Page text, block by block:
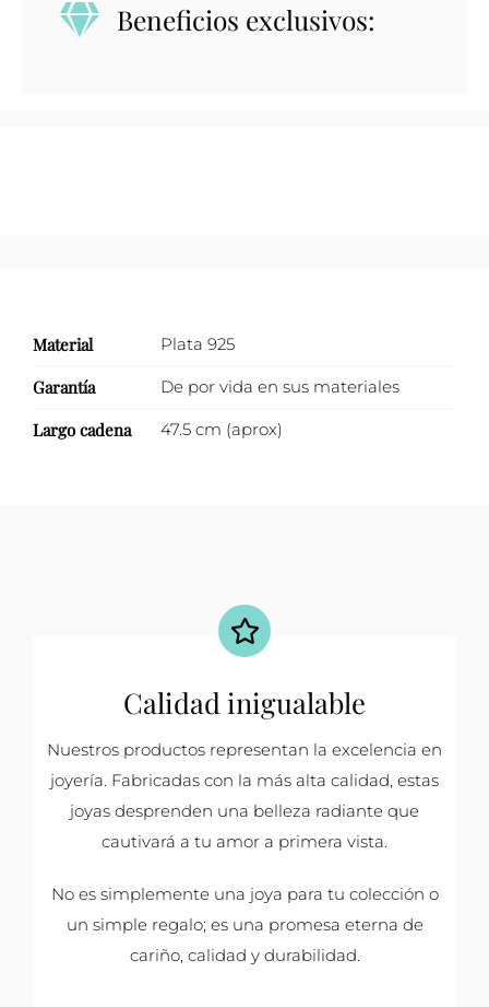
ÓnixBeneficios exclusivos:
Material Plata 925
Garantía De por vida en sus materiales
Largo cadena 47.5 cm (aprox)
Calidad inigualable
Nuestros productos representan la excelencia en
joyería. Fabricadas con la más alta calidad, estas
joyas desprenden una belleza radiante que
cautivará a tu amor a primera vista.
No es simplemente una joya para tu colección o
un simple regalo; es una promesa eterna de
cariño, calidad y durabilidad.